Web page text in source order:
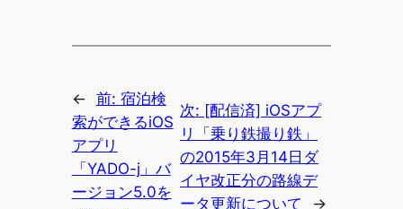
← 前: 宿泊検
索ができるiOS
アプリ
「YADO-j」バ
ージョン5.0を
次: [配信済] iOSアプ
リ「乗り鉄撮り鉄」
の2015年3月14日ダ
イヤ改正分の路線デ
ータ更新について
→